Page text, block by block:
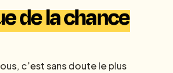
de la chance
c’est sans doute le plus